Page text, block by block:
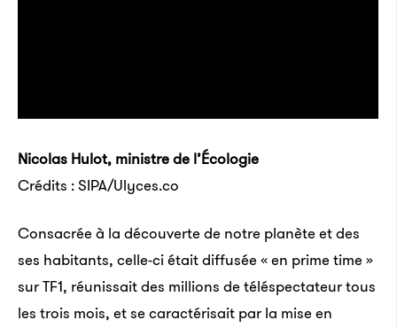
Nicolas Hulot, ministre de l’Écologie
Crédits : SIPA/Ulyces.co
Consacrée à la découverte de notre planète et des
ses habitants, celle-ci était diffusée « en prime time »
sur TF1, réunissait des millions de téléspectateur tous
les trois mois, et se caractérisait par la mise en